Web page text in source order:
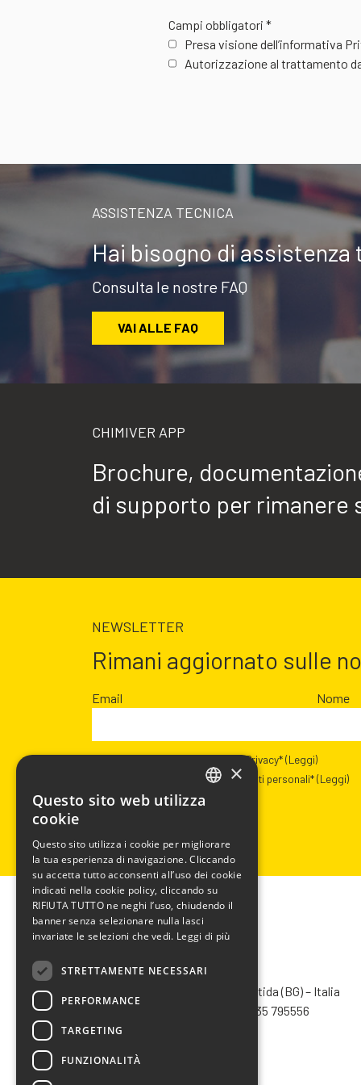
Campi obbligatori *
Presa visione dell’informativa
Autorizzazione al trattamento
ASSISTENZA TECNICA
Hai bisogno di
Consulta le nostre FAQ
VAI ALLE FAQ
CHIMIVER APP
Brochure,
di supporto per rimanere
NEWSLETTER
Rimani aggiornato sulle
Email Nome
Presa visione dell’informativa Privacy*(Leggi)
Autorizzazione al trattamento dati personali*(Leggi)
CHIMIVER PANSERI S.p.A.
Via Bergamo, 1401 – 24030 Pontida (BG) – Italia
– Fax +39 035 795556
info@chimiver.com
FRENCH
SPANISH
×
Questo sito web utilizza
cookie
Questo sito utilizza i cookie per migliorare
la tua esperienza di navigazione. Cliccando
su accetta tutto acconsenti all’uso dei cookie
indicati nella cookie policy, cliccando su
RIFIUTA TUTTO ne neghi l’uso, chiudendo il
banner senza selezionare nulla lasci
invariate le selezioni che vedi. Leggi di più
STRETTAMENTE NECESSARI
PERFORMANCE
TARGETING
FUNZIONALITÀ